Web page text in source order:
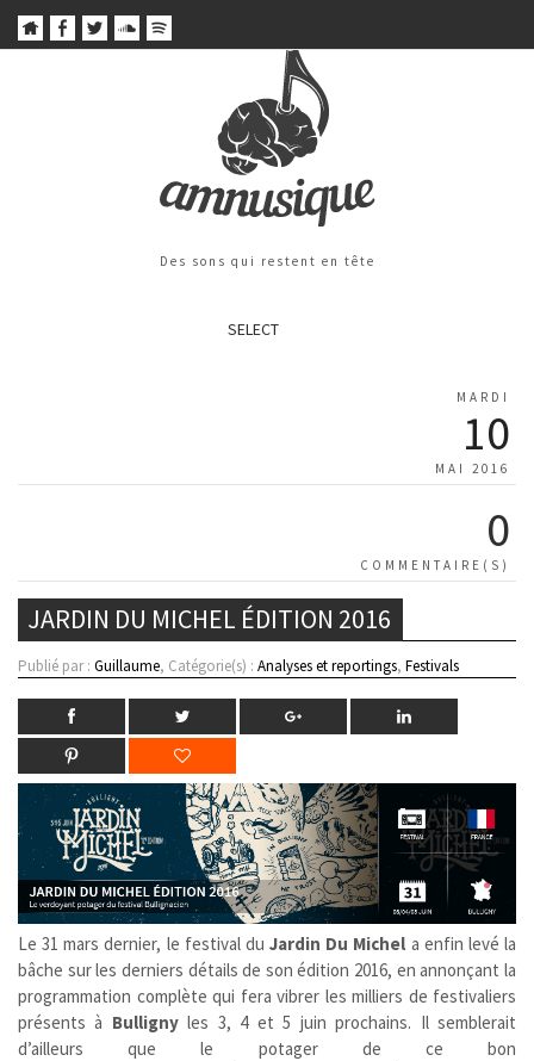
Des sons qui restent en tête
SELECT
MARDI
10
MAI 2016
0
COMMENTAIRE(S)
JARDIN DU MICHEL ÉDITION 2016
Publié par : Guillaume, Catégorie(s) : Analyses et reportings, Festivals
Le 31 mars dernier, le festival duJardin Du Michel a enfin levé la
bâche sur les derniers détails de son édition 2016, en annonçant la
programmation complète qui fera vibrer les milliers de festivaliers
présents à Bullignyles 3, 4 et 5 juin prochains. Il semblerait
d’ailleurs que le potager de ce bon